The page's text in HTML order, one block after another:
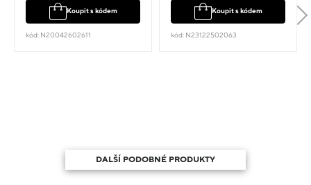
Koupit s kódem
kód: N20042602611
Koupit s kódem
kód: N23122502063
DALŠÍ PODOBNÉ PRODUKTY